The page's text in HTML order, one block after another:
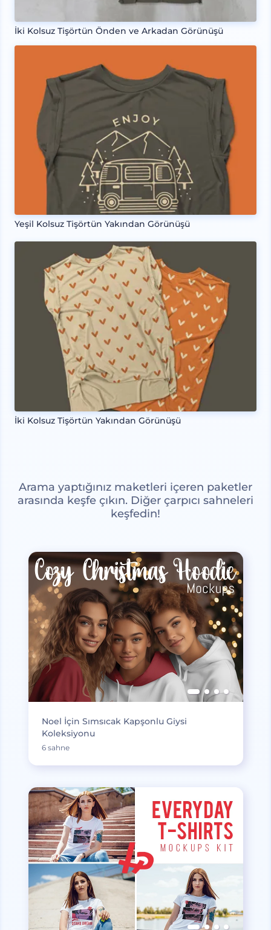
İki Kolsuz Tişörtün Önden ve Arkadan Görünüşü
Yeşil Kolsuz Tişörtün Yakından Görünüşü
İki Kolsuz Tişörtün Yakından Görünüşü
Arama yaptığınız maketleri içeren paketler
arasında keşfe çıkın. Diğer çarpıcı sahneleri
keşfedin!
Noel İçin Sımsıcak Kapşonlu Giysi
Koleksiyonu
6 sahne